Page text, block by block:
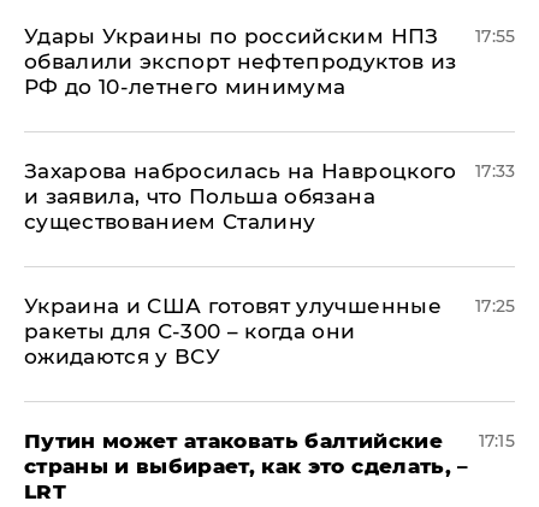
Удары Украины по российским НПЗ
обвалили экспорт нефтепродуктов из
РФ до 10-летнего минимума
17:55
​Захарова набросилась на Навроцкого
и заявила, что Польша обязана
существованием Сталину
17:33
Украина и США готовят улучшенные
ракеты для С-300 – когда они
ожидаются у ВСУ
17:25
Путин может атаковать балтийские
страны и выбирает, как это сделать, –
LRT
17:15